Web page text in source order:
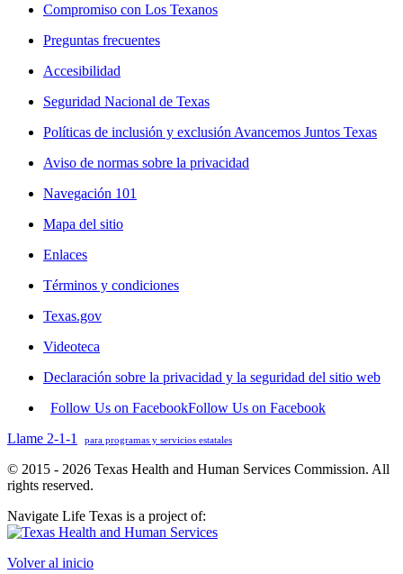
Compromiso con Los Texanos
Preguntas frecuentes
Accesibilidad
Seguridad Nacional de Texas
Políticas de inclusión y exclusión Avancemos Juntos Texas
Aviso de normas sobre la privacidad
Navegación 101
Mapa del sitio
Enlaces
Términos y condiciones
Texas.gov
Videoteca
Declaración sobre la privacidad y la seguridad del sitio web
Follow Us on FacebookFollow Us on Facebook
Llame 2-1-1
para programas y servicios estatales
© 2015 - 2026 Texas Health and Human Services Commission. All
rights reserved.
Navigate Life Texas is a project of:
Volver al inicio